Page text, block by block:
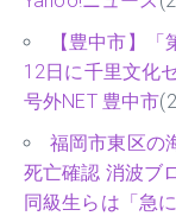
【豊中市】
12日に千里文化
号外NET 豊中市
福岡市東区の
死亡確認 消波ブ
同級生らは「急